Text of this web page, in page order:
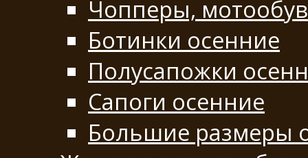
Чопперы,
Ботинки осенние
Полусапожки
Сапоги осенние
Большие размеры